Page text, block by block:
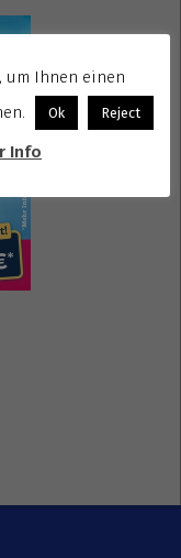
um Ihnen einen
Ok Reject
Info